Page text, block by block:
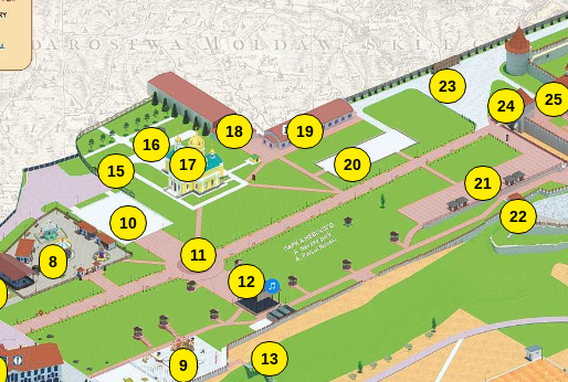
8
9
10
11
12
13
15
16
17
18
19
20
21
22
23
24
25